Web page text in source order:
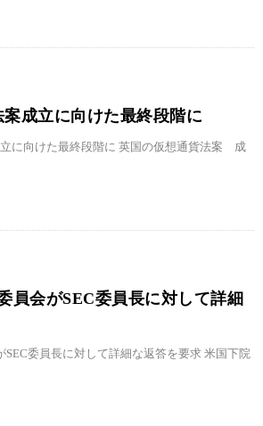
成立に向けた最終段階に
に向けた最終段階に 英国の仮想通貨法案 成
員会がSEC委員長に対して詳細
SEC委員長に対して詳細な返答を要求 米国下院